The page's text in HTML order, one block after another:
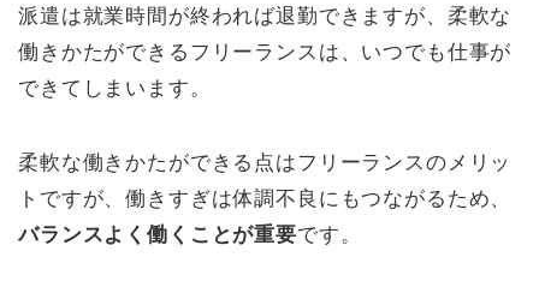
派遣は就業時間が終われば退勤できますが、柔軟な
働きかたができるフリーランスは、いつでも仕事が
できてしまいます。
柔軟な働きかたができる点はフリーランスのメリッ
トですが、働きすぎは体調不良にもつながるため、
バランスよく働くことが重要です。